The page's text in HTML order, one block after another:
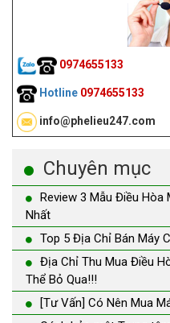
0974655133
Hotline 0974655133
info@phelieu247.com
Chuyên mục
Review 3 Mẫu Điều Hòa
Nhất
Top 5 Địa Chỉ Bán Máy
Địa Chỉ Thu Mua Điều
Thể Bỏ Qua!!!
[Tư Vấn] Có Nên Mua